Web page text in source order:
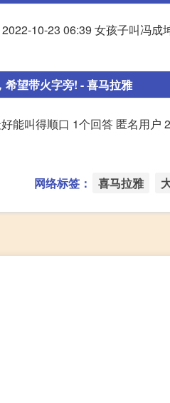
10-23 06:39 女孩子叫冯
望带火字旁! - 喜马拉雅
能叫得顺口 1个回答 匿名用
网络标签： 喜马拉雅